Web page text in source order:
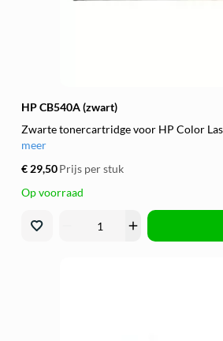
HP CB540A (zwart)
Zwarte tonercartridge voor HP Color
meer
€ 29,50Prijs per stuk
Op voorraad
add